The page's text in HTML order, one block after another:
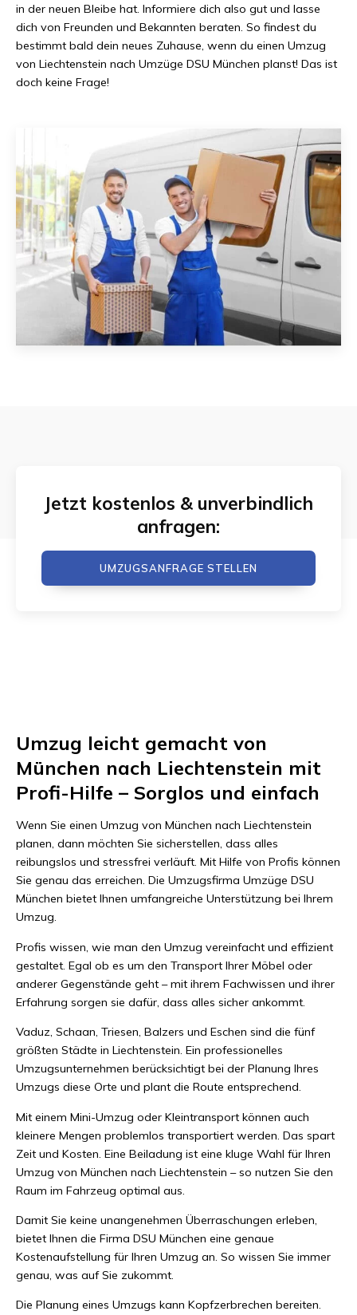
in der neuen Bleibe hat. Informiere dich also gut und lasse
dich von Freunden und Bekannten beraten. So findest du
bestimmt bald dein neues Zuhause, wenn du einen Umzug
von Liechtenstein nach Umzüge DSU München planst! Das ist
doch keine Frage!
Jetzt kostenlos & unverbindlich
anfragen:
UMZUGSANFRAGE STELLEN
Umzug leicht gemacht von
München nach Liechtenstein mit
Profi-Hilfe – Sorglos und einfach
Wenn Sie einen Umzug von München nach Liechtenstein
planen, dann möchten Sie sicherstellen, dass alles
reibungslos und stressfrei verläuft. Mit Hilfe von Profis können
Sie genau das erreichen. Die Umzugsfirma Umzüge DSU
München bietet Ihnen umfangreiche Unterstützung bei Ihrem
Umzug.
Profis wissen, wie man den Umzug vereinfacht und effizient
gestaltet. Egal ob es um den Transport Ihrer Möbel oder
anderer Gegenstände geht – mit ihrem Fachwissen und ihrer
Erfahrung sorgen sie dafür, dass alles sicher ankommt.
Vaduz, Schaan, Triesen, Balzers und Eschen sind die fünf
größten Städte in Liechtenstein. Ein professionelles
Umzugsunternehmen berücksichtigt bei der Planung Ihres
Umzugs diese Orte und plant die Route entsprechend.
Mit einem Mini-Umzug oder Kleintransport können auch
kleinere Mengen problemlos transportiert werden. Das spart
Zeit und Kosten. Eine Beiladung ist eine kluge Wahl für Ihren
Umzug von München nach Liechtenstein – so nutzen Sie den
Raum im Fahrzeug optimal aus.
Damit Sie keine unangenehmen Überraschungen erleben,
bietet Ihnen die Firma DSU München eine genaue
Kostenaufstellung für Ihren Umzug an. So wissen Sie immer
genau, was auf Sie zukommt.
Die Planung eines Umzugs kann Kopfzerbrechen bereiten.